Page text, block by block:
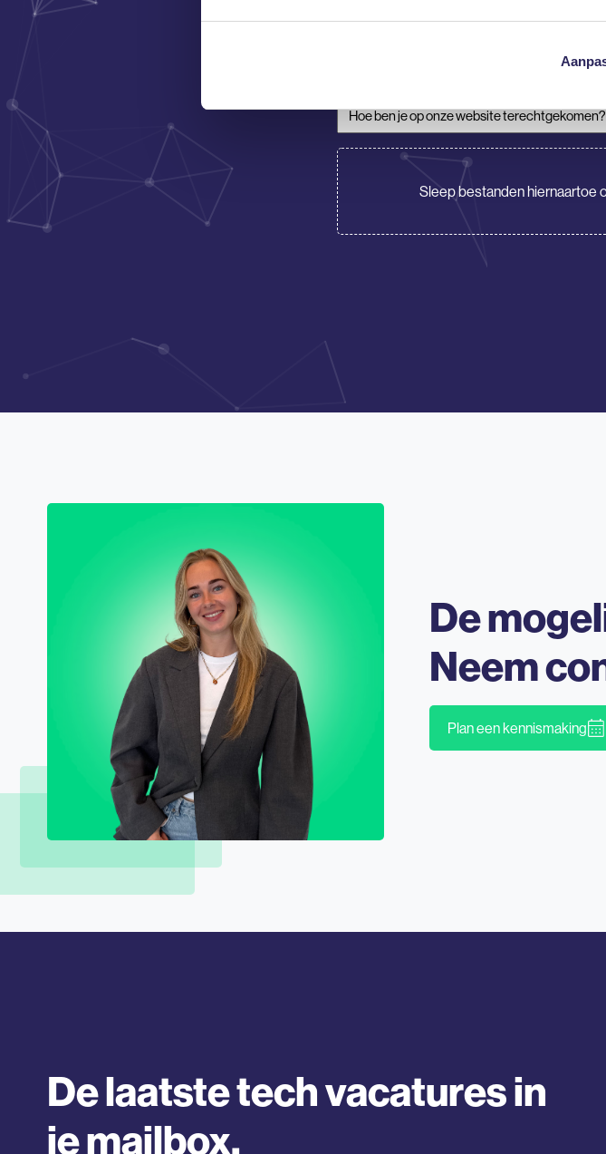
Hoe ben je op onze website
CV/Motivatie
Sleep bestanden hiernaartoe
De
Neem
Plan een kennismaking
De laatste tech vacatures in
je mailbox.